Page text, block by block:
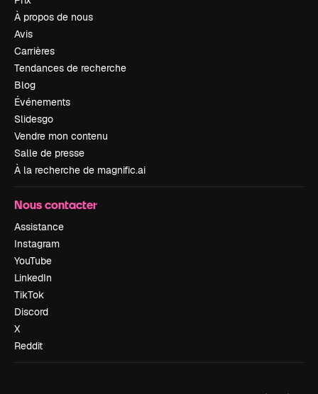
À propos de nous
Avis
Carrières
Tendances de recherche
Blog
Événements
Slidesgo
Vendre mon contenu
Salle de presse
À la recherche de magnific.ai
Nous contacter
Assistance
Instagram
YouTube
LinkedIn
TikTok
Discord
X
Reddit